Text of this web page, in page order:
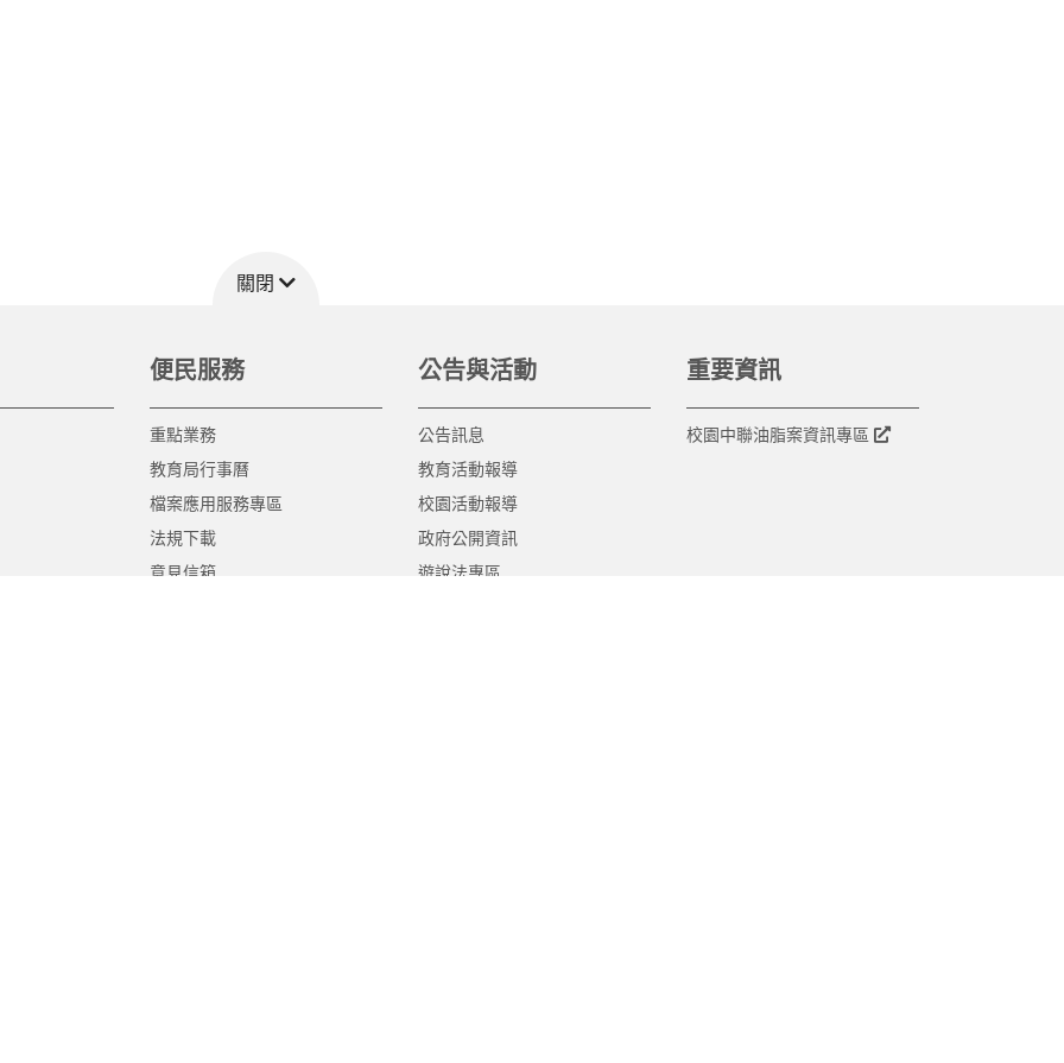
關閉
便民服務
重點業務
教育局行事曆
檔案應用服務專區
法規下載
意見信箱
公告與活動
公告訊息
教育活動報導
校園活動報導
政府公開資訊
遊說法專區
重要資訊
校園中聯油脂案資訊專區